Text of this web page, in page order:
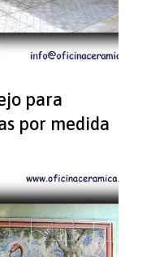
para
por medida